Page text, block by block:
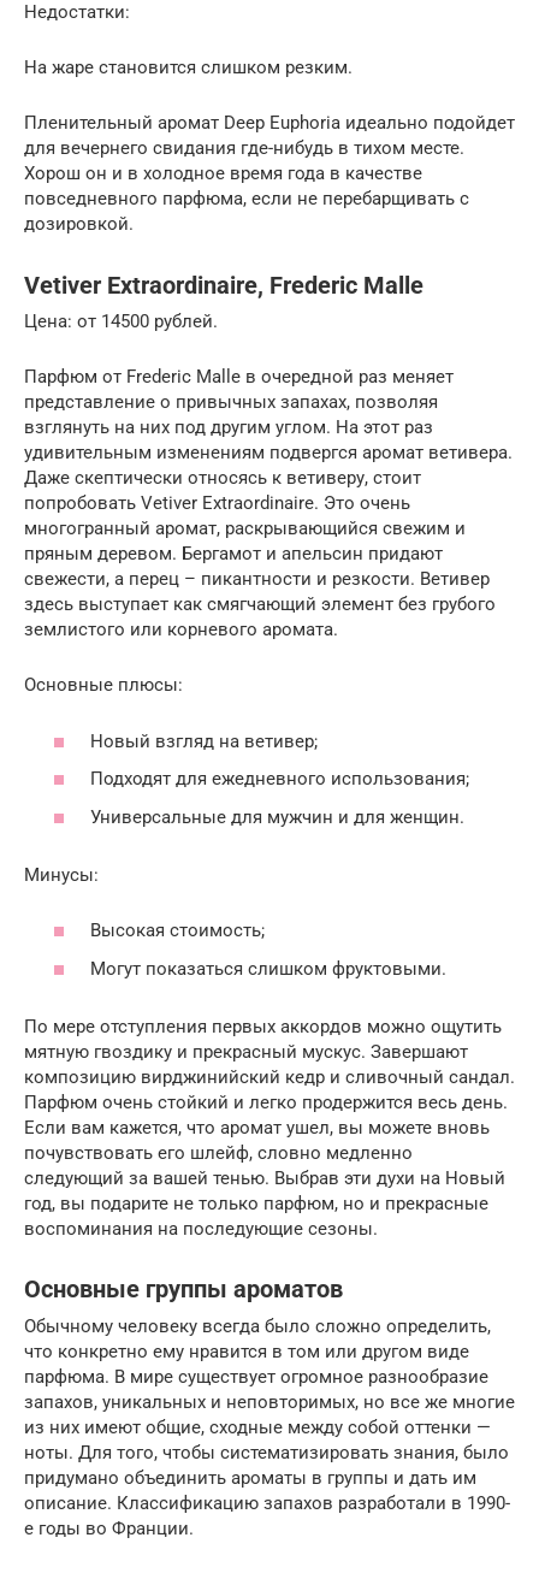
Недостатки:
На жаре становится слишком резким.
Пленительный аромат Deep Euphoria идеально подойдет
для вечернего свидания где-нибудь в тихом месте.
Хорош он и в холодное время года в качестве
повседневного парфюма, если не перебарщивать с
дозировкой.
Vetiver Extraordinaire, Frederic Malle
Цена: от 14500 рублей.
Парфюм от Frederic Malle в очередной раз меняет
представление о привычных запахах, позволяя
взглянуть на них под другим углом. На этот раз
удивительным изменениям подвергся аромат ветивера.
Даже скептически относясь к ветиверу, стоит
попробовать Vetiver Extraordinaire. Это очень
многогранный аромат, раскрывающийся свежим и
пряным деревом. Бергамот и апельсин придают
свежести, а перец – пикантности и резкости. Ветивер
здесь выступает как смягчающий элемент без грубого
землистого или корневого аромата.
Основные плюсы:
Новый взгляд на ветивер;
Подходят для ежедневного использования;
Универсальные для мужчин и для женщин.
Минусы:
Высокая стоимость;
Могут показаться слишком фруктовыми.
По мере отступления первых аккордов можно ощутить
мятную гвоздику и прекрасный мускус. Завершают
композицию вирджинийский кедр и сливочный сандал.
Парфюм очень стойкий и легко продержится весь день.
Если вам кажется, что аромат ушел, вы можете вновь
почувствовать его шлейф, словно медленно
следующий за вашей тенью. Выбрав эти духи на Новый
год, вы подарите не только парфюм, но и прекрасные
воспоминания на последующие сезоны.
Основные группы ароматов
Обычному человеку всегда было сложно определить,
что конкретно ему нравится в том или другом виде
парфюма. В мире существует огромное разнообразие
запахов, уникальных и неповторимых, но все же многие
из них имеют общие, сходные между собой оттенки —
ноты. Для того, чтобы систематизировать знания, было
придумано объединить ароматы в группы и дать им
описание. Классификацию запахов разработали в 1990-
е годы во Франции.